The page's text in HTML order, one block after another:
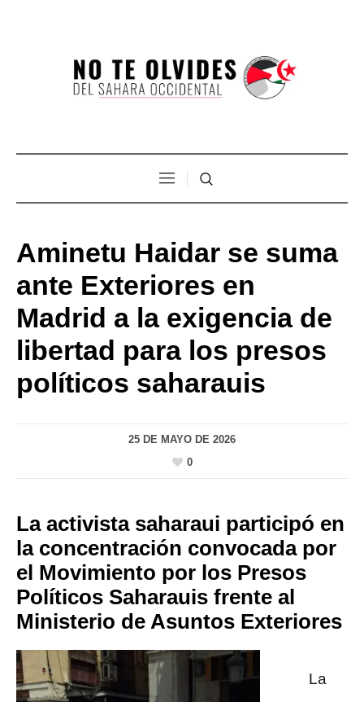
Aminetu Haidar se suma
ante Exteriores en
Madrid a la exigencia de
libertad para los presos
políticos saharauis
25 DE MAYO DE 2026
0
La activista saharaui participó en
la concentración convocada por
el Movimiento por los Presos
Políticos Saharauis frente al
Ministerio de Asuntos Exteriores
La